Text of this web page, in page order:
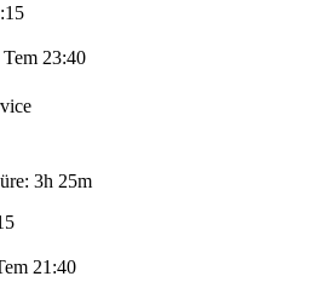
Tem 23:40
3h 25m
21:40